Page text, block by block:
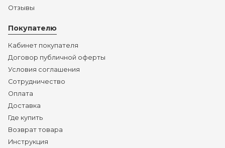
Отзывы
Покупателю
Кабинет покупателя
Договор публичной оферты
Условия соглашения
Сотрудничество
Оплата
Доставка
Где купить
Возврат товара
Инструкция